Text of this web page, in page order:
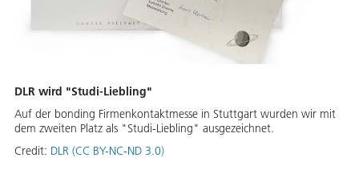
DLR wird "Studi-Liebling"
Auf der bonding Firmenkontaktmesse in Stuttgart wurden wir mit
dem zweiten Platz als "Studi-Liebling" ausgezeichnet.
Credit: DLR (CC BY-NC-ND 3.0)